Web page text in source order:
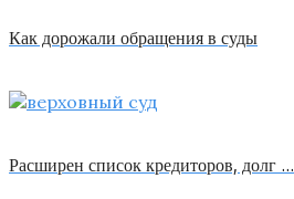
Как дорожали обращения в суды
Расширен список кредиторов, долг …